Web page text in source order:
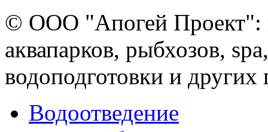
© ООО "Апогей Проект":
аквапарков, рыбхозов,
водоподготовки и
Водоотведение